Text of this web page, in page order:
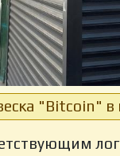
"Bitcoin" в